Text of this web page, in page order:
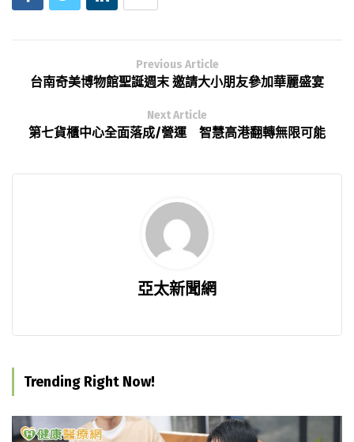
Previous Article
台南奇美博物館聖誕週末 邀請大小朋友參加華麗盛宴
Next Article
第七貨櫃中心全面落成/營運 智慧高港翻轉無限可能
亞太新聞網
Trending Right Now!